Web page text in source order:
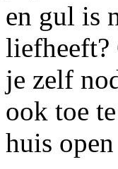
en gul is
liefheeft?
je zelf
ook toe
huis